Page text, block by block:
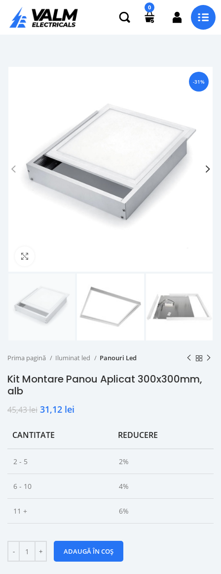
0
-31%
Prima pagină Iluminat led Panouri Led
Kit Montare Panou Aplicat 300x300mm,
alb
45,43lei 31,12 lei
CANTITATE REDUCERE
2 - 5 2%
6 - 10 4%
11 + 6%
ADAUGĂ ÎN COȘ